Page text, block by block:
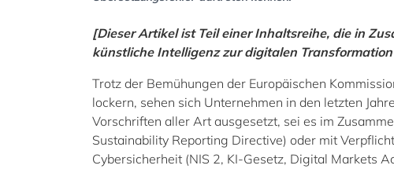
[Dieser Artikel ist Teil einer Inhaltsreihe, die in
künstliche Intelligenz zur digitalen
Trotz der Bemühungen der Europäischen
lockern, sehen sich Unternehmen in den letzten
Vorschriften aller Art ausgesetzt, sei es im
Sustainability Reporting Directive) oder mit
Cybersicherheit (NIS 2, KI-Gesetz, Digital Markets